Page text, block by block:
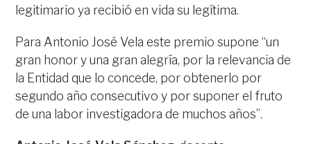
legitimario ya recibió en vida su legítima.
Para Antonio José Vela este premio supone “un
gran honor y una gran alegría, por la relevancia de
la Entidad que lo concede, por obtenerlo por
segundo año consecutivo y por suponer el fruto
de una labor investigadora de muchos años”.